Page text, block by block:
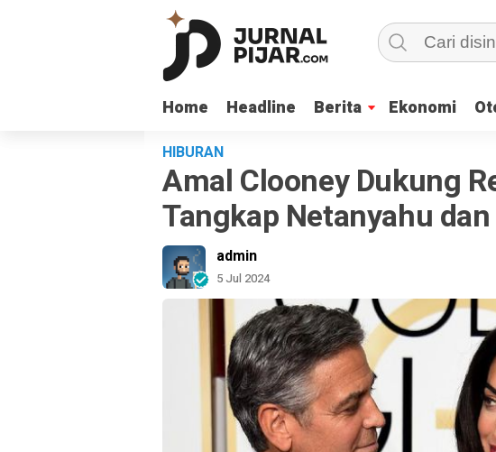
Home Headline Berita Ekonomi
Home Headline Berita Ekonomi
HIBURAN
Amal Clooney Dukung
Tangkap Netanyahu
admin
5 Jul 2024